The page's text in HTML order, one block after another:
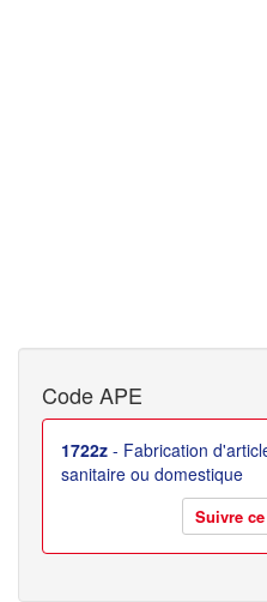
Code APE
1722z - Fabrication
sanitaire ou domestique
Suivre